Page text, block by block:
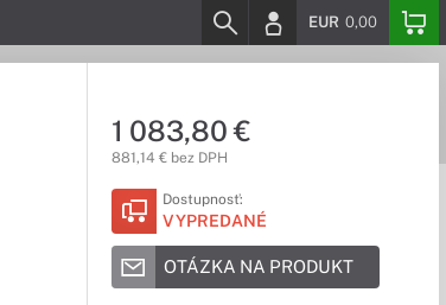
EUR 0,00
1 083,80 €
881,14 € bez DPH
Dostupnosť:
VYPREDANÉ
OTÁZKA NA PRODUKT